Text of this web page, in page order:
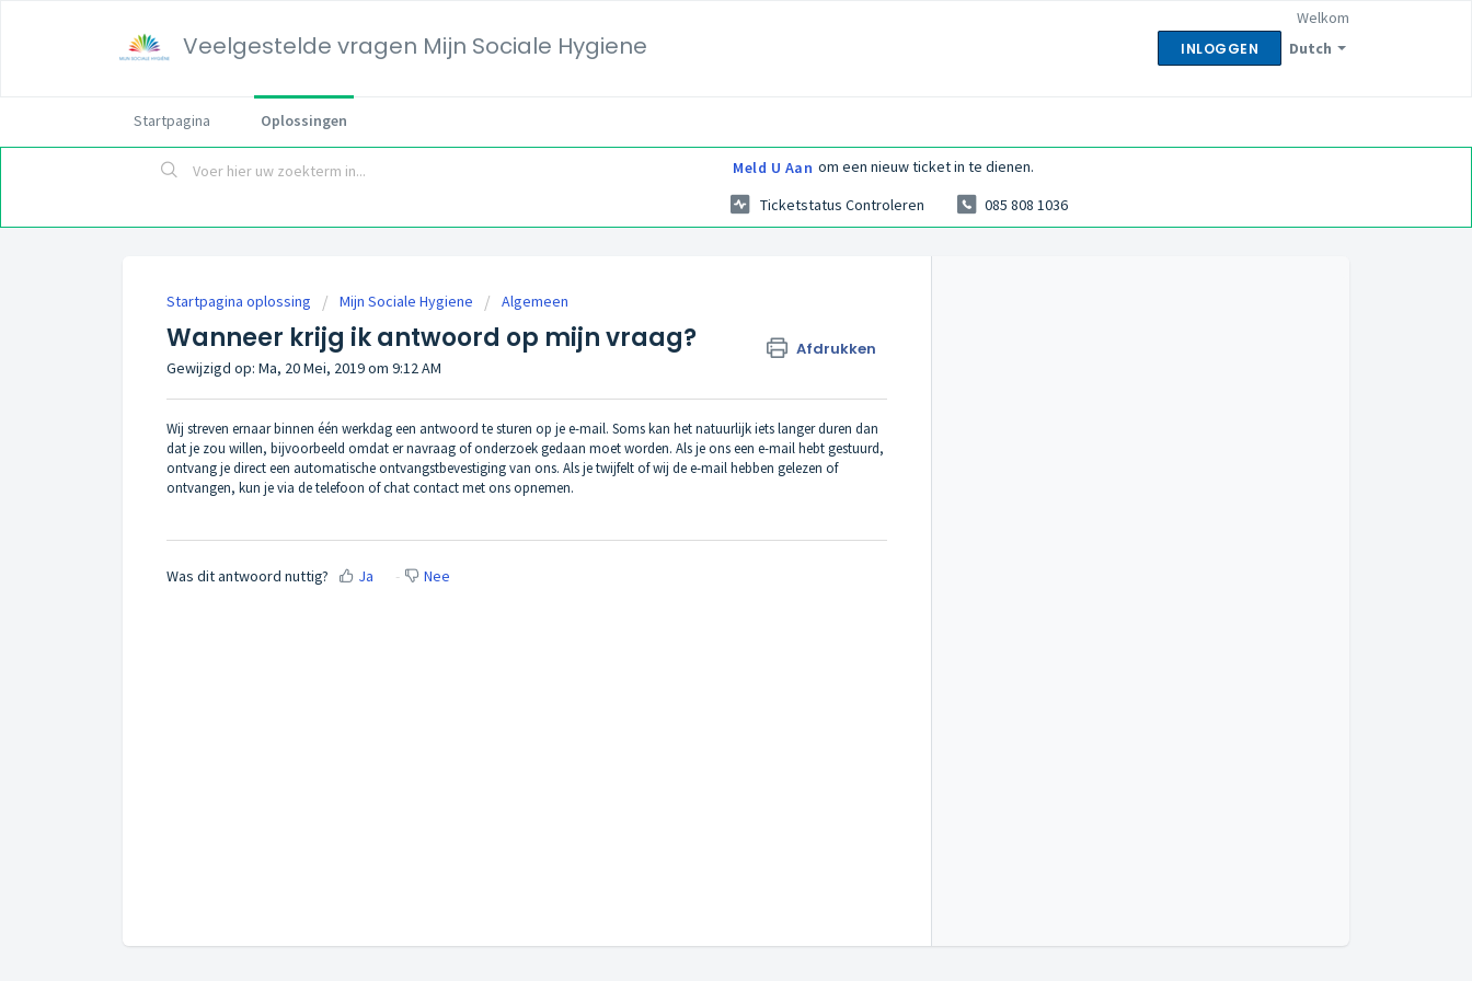
Veelgestelde vragen Mijn Sociale Hygiene Dutch
Welkom
INLOGGEN
Startpagina Oplossingen
Meld U Aan om een nieuw ticket in te dienen.
Ticketstatus Controleren
085 808 1036
Startpagina oplossing Mijn Sociale Hygiene Algemeen
Wanneer krijg ik antwoord op mijn vraag? Afdrukken
Gewijzigd op: Ma, 20 Mei, 2019 om 9:12 AM
Wij streven ernaar binnen één werkdag een antwoord te sturen op je e-mail. Soms kan het natuurlijk iets langer duren dan
dat je zou willen, bijvoorbeeld omdat er navraag of onderzoek gedaan moet worden. Als je ons een e-mail hebt gestuurd,
ontvang je direct een automatische ontvangstbevestiging van ons. Als je twijfelt of wij de e-mail hebben gelezen of
ontvangen, kun je via de telefoon of chat contact met ons opnemen.
Was dit antwoord nuttig? Ja Nee